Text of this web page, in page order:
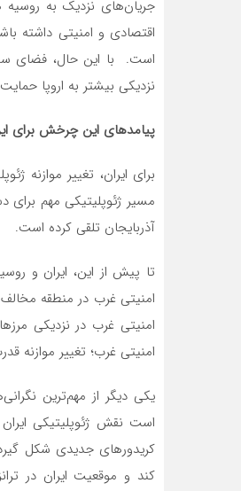
جریان‌های نزدیک به روسیه
اقتصادی و امنیتی داشته
است. با این حال، فضای
نزدیکی بیشتر به اروپا
پیامدهای این چرخش برای
برای ایران، تغییر موازنه
مسیر ژئوپلیتیکی مهم برای
آذربایجان تلقی کرده است.
تا پیش از این، ایران و
امنیتی غرب در منطقه
امنیتی غرب در نزدیکی
امنیتی غرب؛ تغییر موازنه
یکی دیگر از مهم‌ترین
است نقش ژئوپلیتیکی
کریدورهای جدیدی شکل
کند و موقعیت ایران در